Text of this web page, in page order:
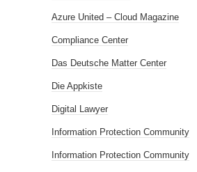
Azure United – Cloud Magazine
Compliance Center
Das Deutsche Matter Center
Die Appkiste
Digital Lawyer
Information Protection Community
Information Protection Community